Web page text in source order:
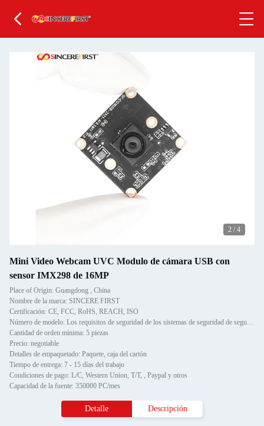
2 / 4
Mini Video Webcam UVC Modulo de cámara USB con
sensor IMX298 de 16MP
Place of Origin: Guangdong , China
Nombre de la marca: SINCERE FIRST
Certificación: CE, FCC, RoHS, REACH, ISO
Número de modelo: Los requisitos de seguridad de los sistemas de seguridad de seguridad de los sistemas de seguridad d
Cantidad de orden mínima: 5 piezas
Precio: negotiable
Detalles de empaquetado: Paquete, caja del cartón
Tiempo de entrega: 7 - 15 días del trabajo
Condiciones de pago: L/C, Western Union, T/T, , Paypal y otros
Capacidad de la fuente: 350000 PC/mes
Detalle Descripción